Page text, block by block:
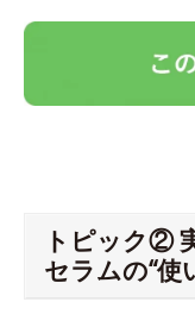
トピック②
セラムの“使